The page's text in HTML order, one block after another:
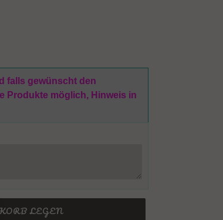
falls gewünscht den
Produkte möglich, Hinweis in
LEGEN